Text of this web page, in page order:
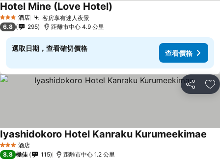
3 星級 酒店 客房享有迷人夜景查看價格
Hotel Mine (Love Hotel)
6.8 295 距離市中心 4.9 公里
選取日期，查看確切價格
查看價格
分享 放
3 星級 酒店
Iyashidokoro Hotel Kanraku Kurumeekimae
8.8 極佳 115 距離市中心 1.2 公里